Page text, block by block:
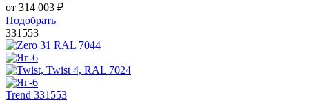
от 314 003 ₽
Подобрать
331553
Trend 331553